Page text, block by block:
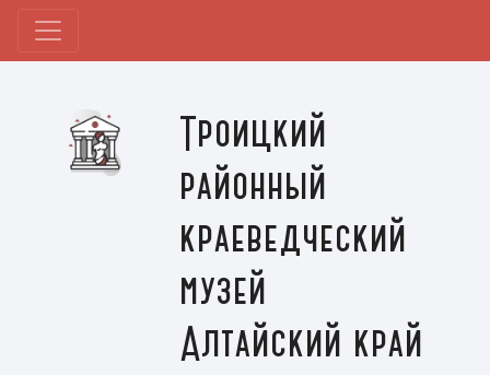
Троицкий
районный
краеведческий
музей
Алтайский край